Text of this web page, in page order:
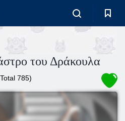
του Δράκουλα
785)